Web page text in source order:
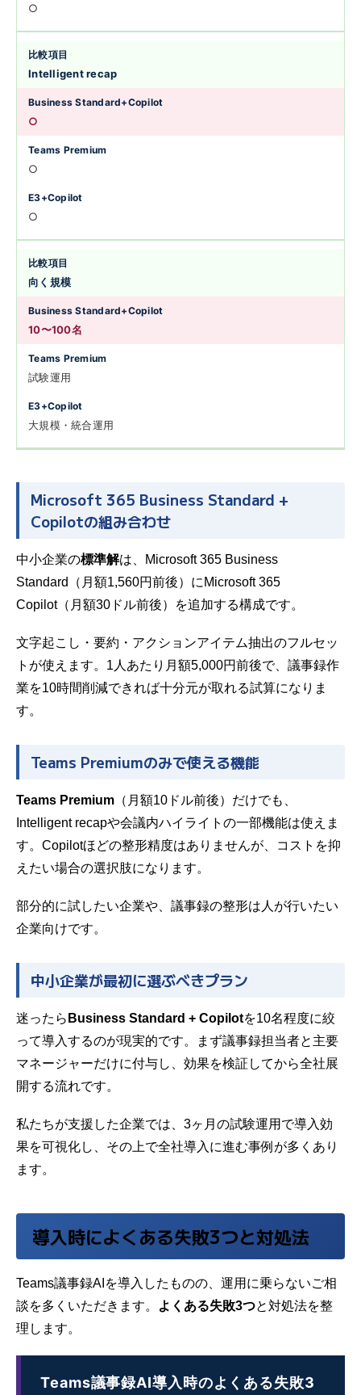
○
Intelligent recap
○
○
○
向く規模
10〜100名
試験運用
大規模・統合運用
Microsoft 365 Business Standard +
Copilotの組み合わせ
中小企業の標準解は、Microsoft 365 Business
Standard（月額1,560円前後）にMicrosoft 365
Copilot（月額30ドル前後）を追加する構成です。
文字起こし・要約・アクションアイテム抽出のフルセッ
トが使えます。1人あたり月額5,000円前後で、議事録作
業を10時間削減できれば十分元が取れる試算になりま
す。
Teams Premiumのみで使える機能
Teams Premium （月額10ドル前後）だけでも、
Intelligent recapや会議内ハイライトの一部機能は使えま
す。Copilotほどの整形精度はありませんが、コストを抑
えたい場合の選択肢になります。
部分的に試したい企業や、議事録の整形は人が行いたい
企業向けです。
中小企業が最初に選ぶべきプラン
迷ったら Business Standard + Copilotを10名程度に絞
って導入するのが現実的です。まず議事録担当者と主要
マネージャーだけに付与し、効果を検証してから全社展
開する流れです。
私たちが支援した企業では、3ヶ月の試験運用で導入効
果を可視化し、その上で全社導入に進む事例が多くあり
ます。
導入時によくある失敗3つと対処法
Teams議事録AIを導入したものの、運用に乗らないご相
談を多くいただきます。
よくある失敗3つと対処法を整
理します。
Teams議事録AI導入時のよくある失敗3